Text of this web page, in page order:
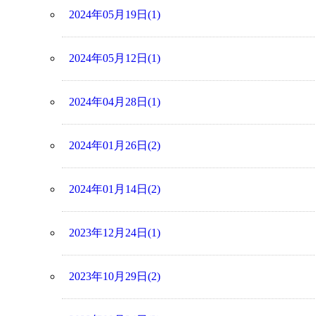
2024年05月19日(1)
2024年05月12日(1)
2024年04月28日(1)
2024年01月26日(2)
2024年01月14日(2)
2023年12月24日(1)
2023年10月29日(2)